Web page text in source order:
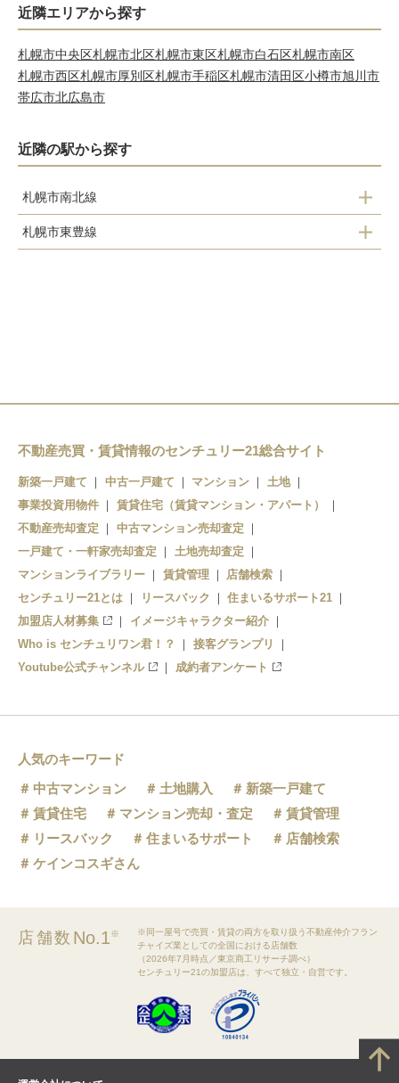
近隣エリアから探す
札幌市中央区札幌市北区札幌市東区札幌市白石区札幌市南区
札幌市西区札幌市厚別区札幌市手稲区札幌市清田区小樽市旭川市
帯広市北広島市
近隣の駅から探す
札幌市南北線
中の島駅
札幌市東豊線
不動産売買・賃貸情報のセンチュリー21総合サイト
新築一戸建て 中古一戸建て マンション
土地
事業投資用物件
賃貸住宅（賃貸マンション・アパート）
不動産売却査定
中古マンション売却査定
一戸建て・一軒家売却査定
土地売却査定
マンションライブラリー
賃貸管理
店舗検索
センチュリー21とは
リースバック
住まいるサポート21
加盟店人材募集
イメージキャラクター紹介
Who is センチュリワン君！？
接客グランプリ
Youtube公式チャンネル
成約者アンケート
人気のキーワード
中古マンション
土地購入
新築一戸建て
賃貸住宅
マンション売却・査定
賃貸管理
リースバック
住まいるサポート
店舗検索
ケインコスギさん
店舗数 No.1※
※同一屋号で売買・賃貸の両方を取り扱う不動産仲介フラン
チャイズ業としての全国における店舗数
（2026年7月時点／東京商工リサーチ調べ）
センチュリー21の加盟店は、すべて独立・自営です。